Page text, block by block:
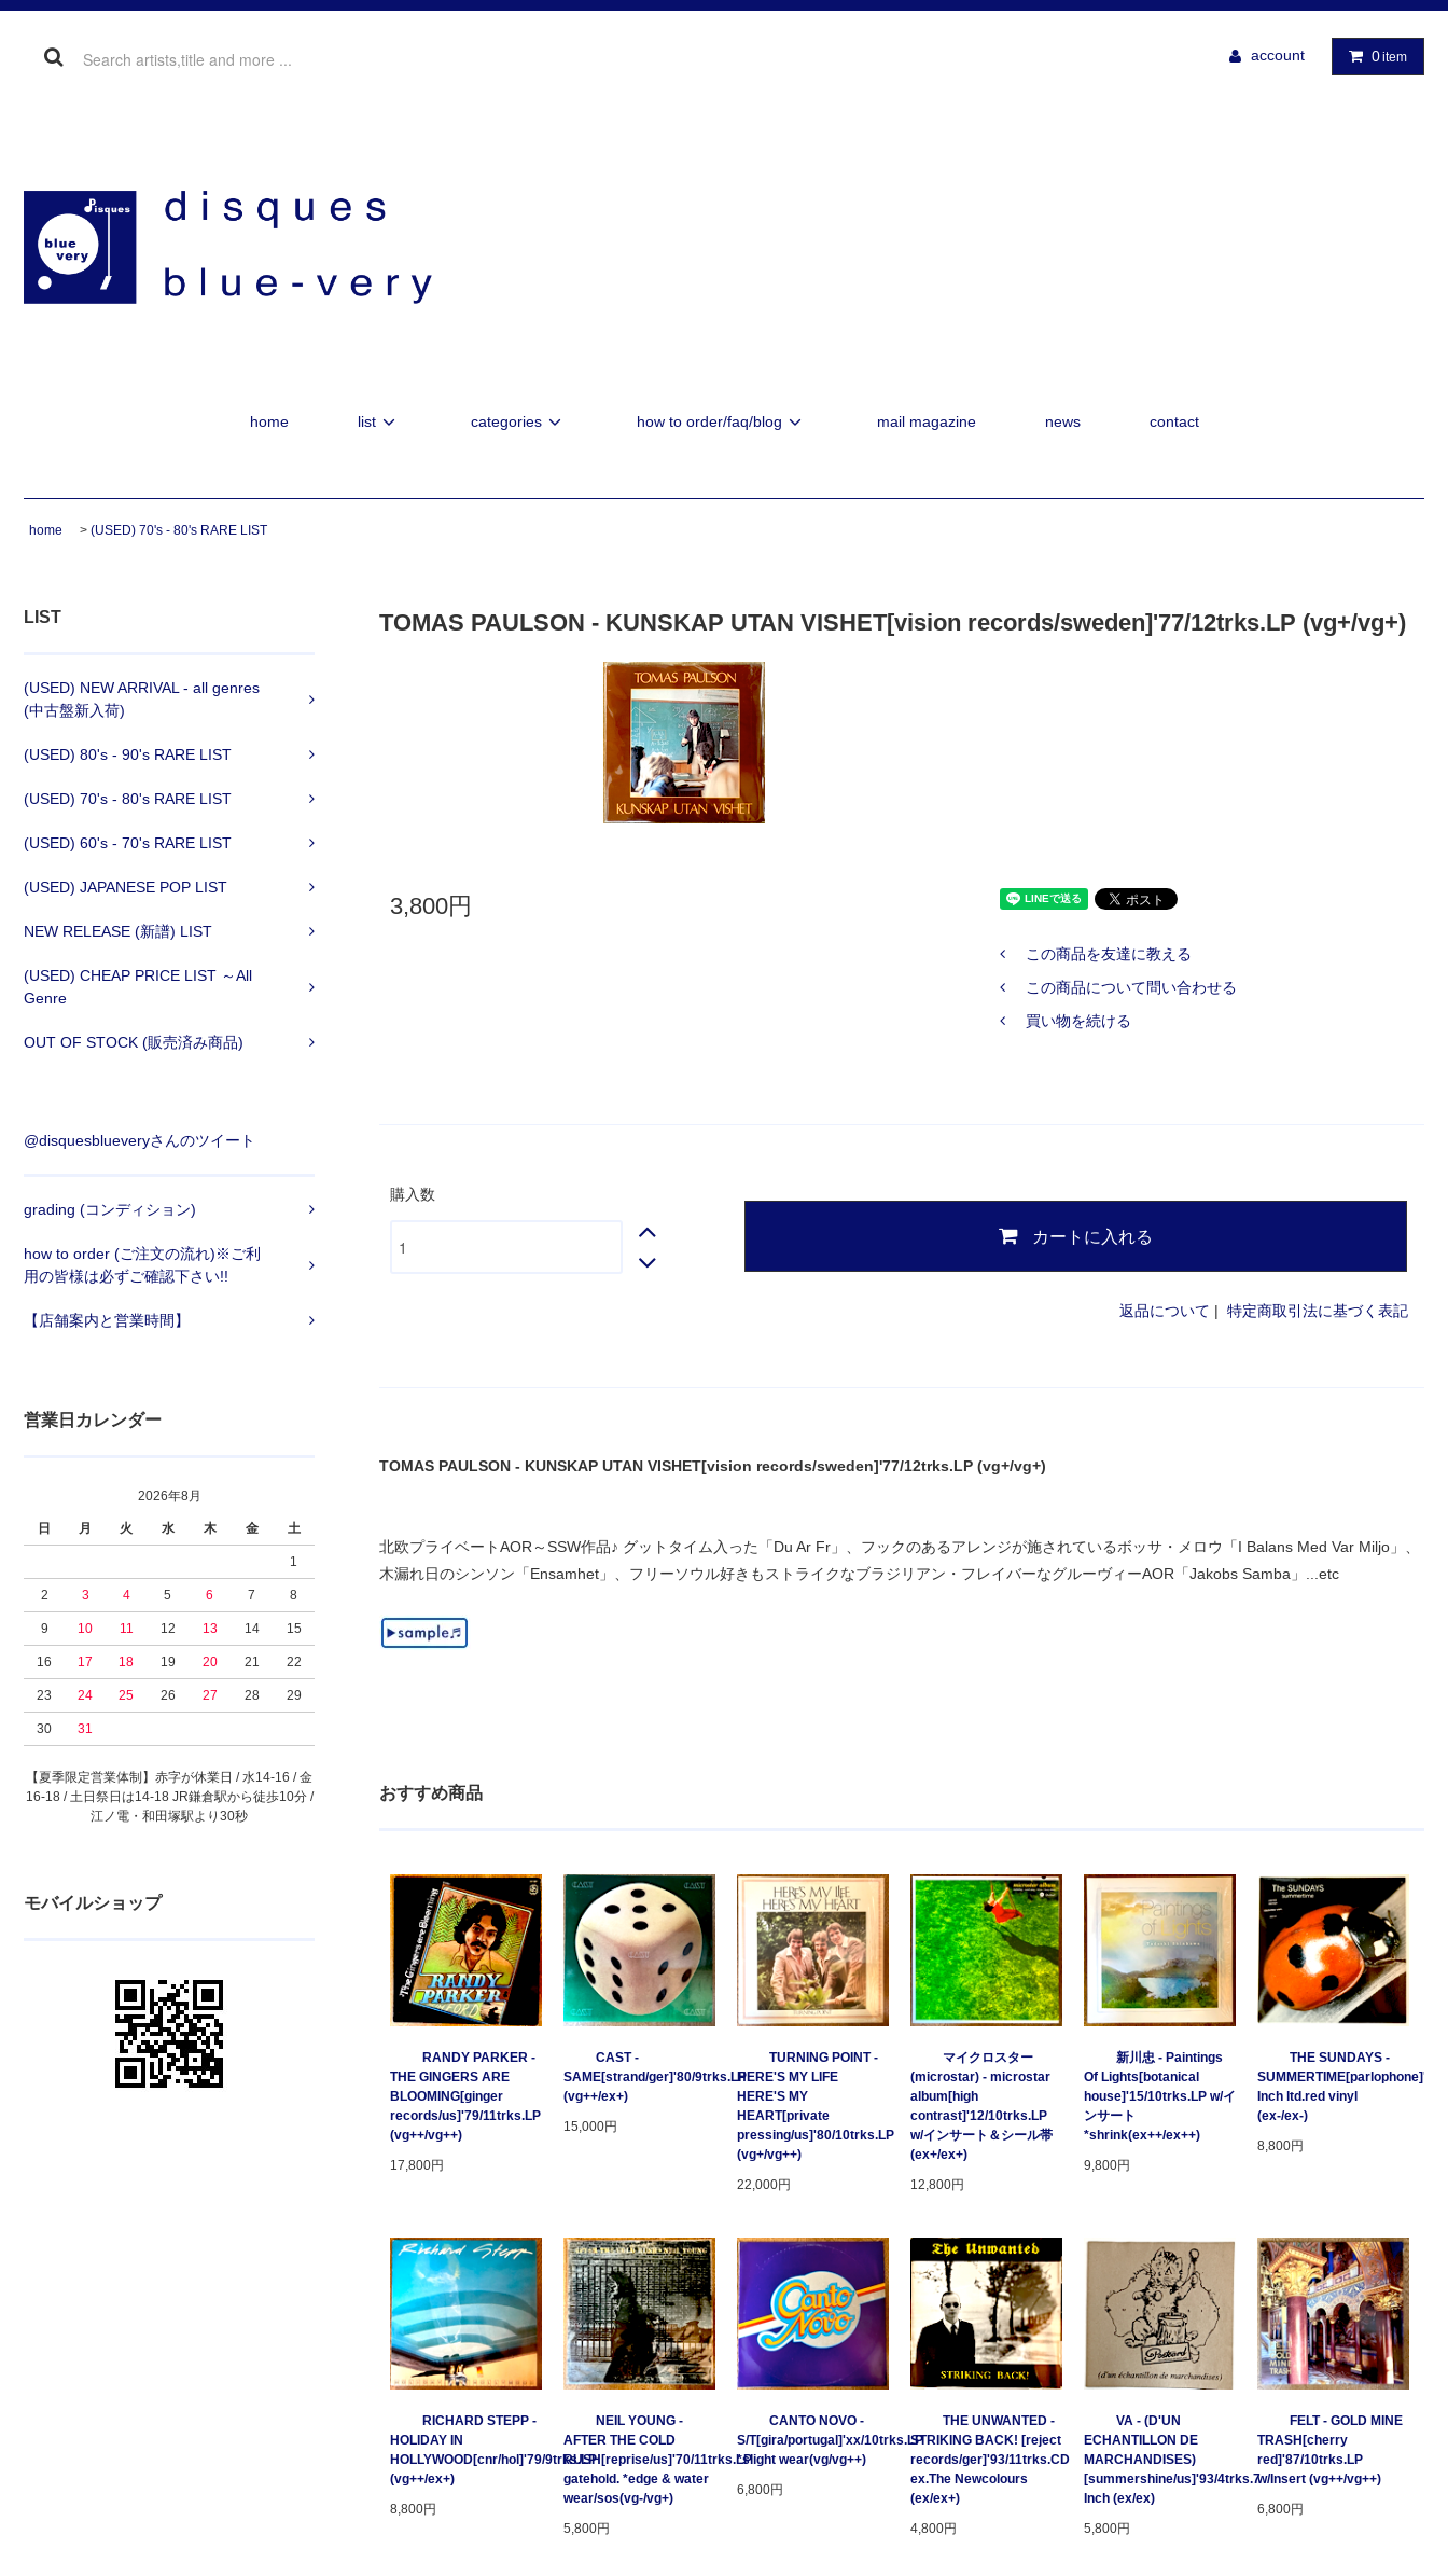
account 0item
home list categories how to order/faq/blog mail magazine news contact
home > (USED) 70's - 80's RARE LIST
LIST
(USED) NEW ARRIVAL - all genres
(中古盤新入荷)
(USED) 80's - 90's RARE LIST
(USED) 70's - 80's RARE LIST
(USED) 60's - 70's RARE LIST
(USED) JAPANESE POP LIST
NEW RELEASE (新譜) LIST
(USED) CHEAP PRICE LIST ～All
Genre
OUT OF STOCK (販売済み商品)
@disquesblueveryさんのツイート
grading (コンディション)
how to order (ご注文の流れ)※ご利
用の皆様は必ずご確認下さい!!
【店舗案内と営業時間】
営業日カレンダー
2026年8月
日 月 火 水 木 金 土
1
2 3 4 5 6 7 8
9 10 11 12 13 14 15
16 17 18 19 20 21 22
23 24 25 26 27 28 29
30 31
【夏季限定営業体制】赤字が休業日 / 水14-16 / 金
16-18 / 土日祭日は14-18 JR鎌倉駅から徒歩10分 /
江ノ電・和田塚駅より30秒
モバイルショップ
TOMAS PAULSON - KUNSKAP UTAN VISHET[vision records/sweden]'77/12trks.LP (vg+/vg+)
3,800円
この商品を友達に教える
この商品について問い合わせる
買い物を続ける
購入数
カートに入れる
返品について | 特定商取引法に基づく表記
TOMAS PAULSON - KUNSKAP UTAN VISHET[vision records/sweden]'77/12trks.LP (vg+/vg+)
北欧プライベートAOR～SSW作品♪ グットタイム入った「Du Ar Fr」、フックのあるアレンジが施されているボッサ・メロウ「I Balans Med Var Miljo」、
木漏れ日のシンソン「Ensamhet」、フリーソウル好きもストライクなブラジリアン・フレイバーなグルーヴィーAOR「Jakobs Samba」...etc
おすすめ商品
RANDY PARKER -
THE GINGERS ARE
BLOOMING[ginger
records/us]'79/11trks.LP
(vg++/vg++)
17,800円
CAST -
SAME[strand/ger]'80/9trks.LP
(vg++/ex+)
15,000円
TURNING POINT -
HERE'S MY LIFE
HERE'S MY
HEART[private
pressing/us]'80/10trks.LP
(vg+/vg++)
22,000円
マイクロスター
(microstar) - microstar
album[high
contrast]'12/10trks.LP
w/インサート＆シール帯
(ex+/ex+)
12,800円
新川忠 - Paintings
Of Lights[botanical
house]'15/10trks.LP w/イ
ンサート
*shrink(ex++/ex++)
9,800円
THE SUNDAYS -
Inch ltd.red vinyl
(ex-/ex-)
8,800円
RICHARD STEPP -
HOLIDAY IN
HOLLYWOOD[cnr/hol]'79/9trks.LP
(vg++/ex+)
8,800円
NEIL YOUNG -
AFTER THE COLD
RUSH[reprise/us]'70/11trks.LP
gatehold. *edge & water
wear/sos(vg-/vg+)
5,800円
CANTO NOVO -
S/T[gira/portugal]'xx/10trks.LP
*slight wear(vg/vg++)
6,800円
THE UNWANTED -
STRIKING BACK! [reject
records/ger]'93/11trks.CD
ex.The Newcolours
(ex/ex+)
4,800円
VA - (D'UN
ECHANTILLON DE
MARCHANDISES)
[summershine/us]'93/4trks.7
Inch (ex/ex)
5,800円
FELT - GOLD MINE
TRASH[cherry
red]'87/10trks.LP
w/Insert (vg++/vg++)
6,800円